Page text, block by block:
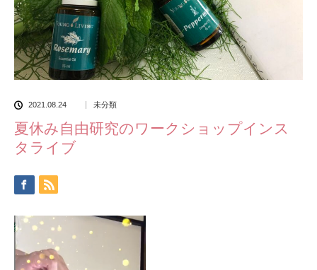
2021.08.24 未分類
夏休み自由研究のワークショップインス
タライブ